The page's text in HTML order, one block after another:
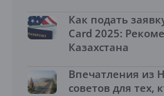
Как подать
Card 2025:
Казахстана
Впечатления из
советов для тех,